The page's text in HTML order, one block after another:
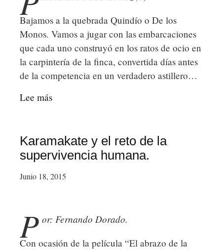
Bajamos a la quebrada Quindío o De los
Monos. Vamos a jugar con las embarcaciones
que cada uno construyó en los ratos de ocio en
la carpintería de la finca, convertida días antes
de la competencia en un verdadero astillero…
Lee más
Karamakate y el reto de la
supervivencia humana.
Junio 18, 2015
P or: Fernando Dorado.
Con ocasión de la película “El abrazo de la